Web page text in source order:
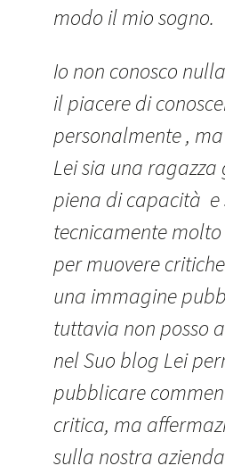
modo il mio sogno.
Io non conosco
il piacere di
personalmente ,
Lei sia una ragazza
piena di capacità e
tecnicamente
per muovere
una immagine
tuttavia non posso
nel Suo blog Lei
pubblicare
critica, ma
sulla nostra